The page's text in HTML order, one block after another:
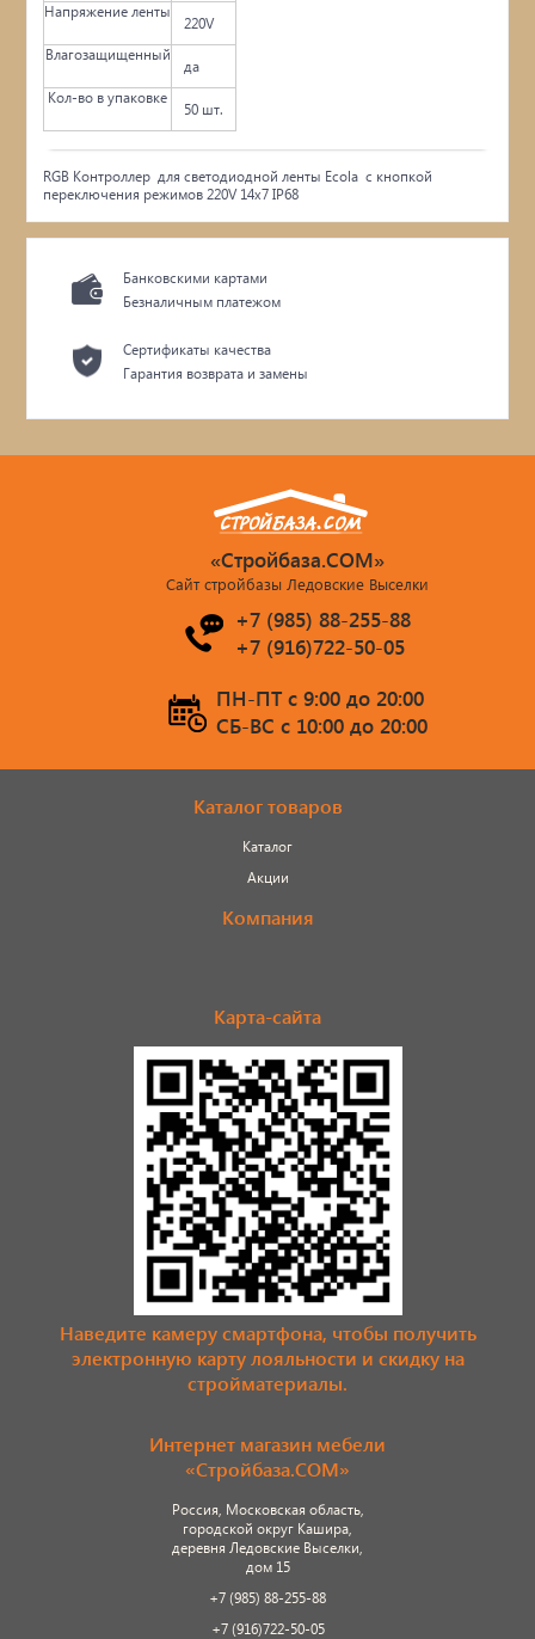
Напряжение ленты
220V
Влагозащищенный
да
Кол-во в упаковке
50 шт.
RGB Контроллер для светодиодной ленты Ecola с кнопкой
переключения режимов 220V 14x7 IP68
Банковскими картами
Безналичным платежом
Сертификаты качества
Гарантия возврата и замены
«Стройбаза.COM»
Сайт стройбазы Ледовские Выселки
+7 (985) 88-255-88
+7 (916)722-50-05
ПН-ПТ c 9:00 до 20:00
СБ-ВС c 10:00 до 20:00
Каталог товаров
Каталог
Акции
Компания
Карта-сайта
Наведите камеру смартфона, чтобы получить
электронную карту лояльности и скидку на
стройматериалы.
Интернет магазин мебели
«Стройбаза.COM»
Россия, Московская область,
городской округ Кашира,
деревня Ледовские Выселки,
дом 15
+7 (985) 88-255-88
+7 (916)722-50-05